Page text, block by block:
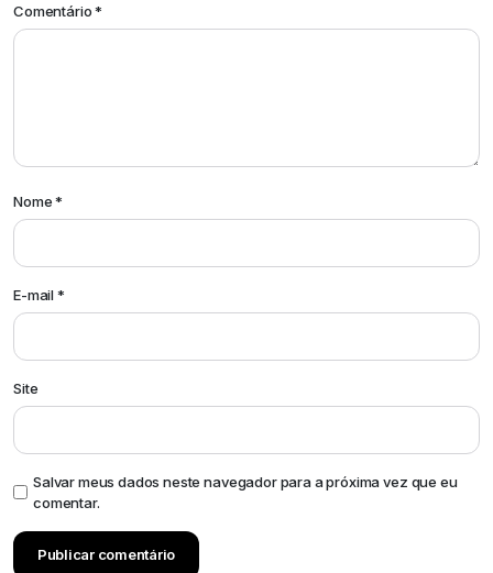
Comentário*
Nome*
E-mail*
Site
Salvar meus dados neste navegador para a próxima vez que eu
comentar.